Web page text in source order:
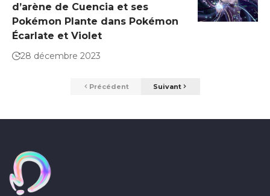
d’arène de Cuencia et ses
Pokémon Plante dans Pokémon
Écarlate et Violet
28 décembre 2023
Précédent Suivant